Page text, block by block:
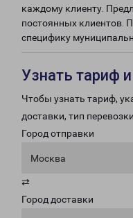
каждому клиенту.
постоянных клиентов.
специфику
Узнать тариф
Чтобы узнать тариф,
доставки, тип
Город отправки
Москва
⇄
Город доставки